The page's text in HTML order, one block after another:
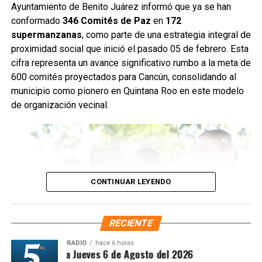
Servicios Públicos retiró basura vegetal, tierra y otros
desechos que obstruyen el flujo pluvial. En la
Supermanzana 235 se complementó la jornada con una
brigada de descacharrización para evitar la formación de
basureros clandestinos y promover la correcta
disposición de muebles, electrodomésticos y llantas.
Fuente: 5to Poder Agencia de Noticias
Ayuntamiento de Benito Juárez informó que ya se han
conformado 346 Comités de Paz en 172
supermanzanas, como parte de una estrategia integral de
proximidad social que inició el pasado 05 de febrero. Esta
cifra representa un avance significativo rumbo a la meta de
600 comités proyectados para Cancún, consolidando al
municipio como pionero en Quintana Roo en este modelo
de organización vecinal.
CONTINUAR LEYENDO
RECIENTE
RADIO hace 6 horas
Matutina Jueves 6 de Agosto del 2026